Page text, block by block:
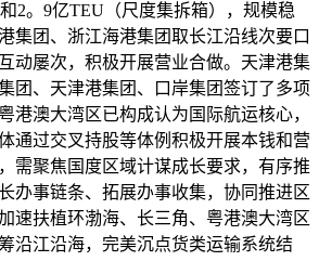
2。9亿TEU（尺度集拆箱），规模稳
集团、浙江海港集团取长江沿线次要口
动屡次，积极开展营业合做。天津港集
团、天津港集团、口岸集团签订了多项
澳大湾区已构成认为国际航运核心，
通过交叉持股等体例积极开展本钱和营
需聚焦国度区域计谋成长要求，有序推
办事链条、拓展办事收集，协同推进区
速扶植环渤海、长三角、粤港澳大湾区
沿江沿海，完美沉点货类运输系统结